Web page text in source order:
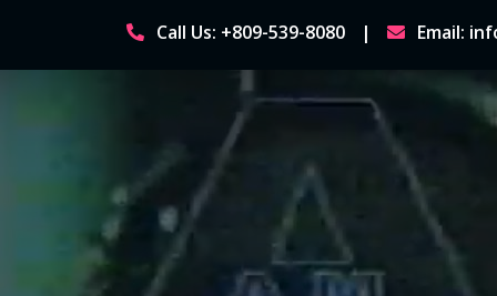
content
Call Us: +809-539-8080 Email: